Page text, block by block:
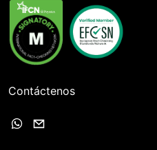
Contáctenos